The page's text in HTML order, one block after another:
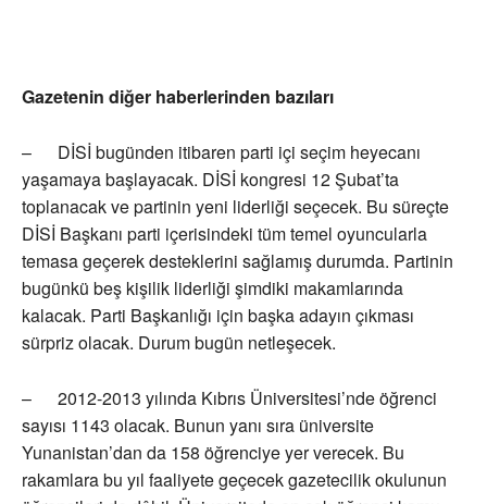
Gazetenin diğer haberlerinden bazıları
– DİSİ bugünden itibaren parti içi seçim heyecanı
yaşamaya başlayacak. DİSİ kongresi 12 Şubat’ta
toplanacak ve partinin yeni liderliği seçecek. Bu süreçte
DİSİ Başkanı parti içerisindeki tüm temel oyuncularla
temasa geçerek desteklerini sağlamış durumda. Partinin
bugünkü beş kişilik liderliği şimdiki makamlarında
kalacak. Parti Başkanlığı için başka adayın çıkması
sürpriz olacak. Durum bugün netleşecek.
– 2012-2013 yılında Kıbrıs Üniversitesi’nde öğrenci
sayısı 1143 olacak. Bunun yanı sıra üniversite
Yunanistan’dan da 158 öğrenciye yer verecek. Bu
rakamlara bu yıl faaliyete geçecek gazetecilik okulunun